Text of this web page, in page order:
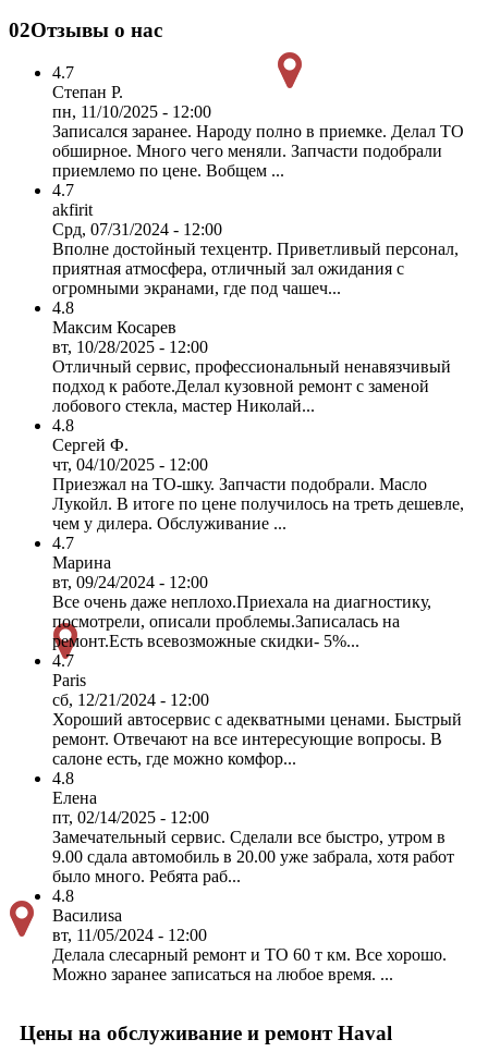
02Отзывы о нас
4.7
Степан Р.
пн, 11/10/2025 - 12:00
Записался заранее. Народу полно в приемке. Делал ТО
обширное. Много чего меняли. Запчасти подобрали
приемлемо по цене. Вобщем ...
4.7
akfirit
Срд, 07/31/2024 - 12:00
Вполне достойный техцентр. Приветливый персонал,
приятная атмосфера, отличный зал ожидания с
огромными экранами, где под чашеч...
4.8
Максим Косарев
вт, 10/28/2025 - 12:00
Отличный сервис, профессиональный ненавязчивый
подход к работе.Делал кузовной ремонт с заменой
лобового стекла, мастер Николай...
4.8
Сергей Ф.
чт, 04/10/2025 - 12:00
Приезжал на ТО-шку. Запчасти подобрали. Масло
Лукойл. В итоге по цене получилось на треть дешевле,
чем у дилера. Обслуживание ...
4.7
Марина
вт, 09/24/2024 - 12:00
Все очень даже неплохо.Приехала на диагностику,
посмотрели, описали проблемы.Записалась на
ремонт.Есть всевозможные скидки- 5%...
4.7
Paris
сб, 12/21/2024 - 12:00
Хороший автосервис с адекватными ценами. Быстрый
ремонт. Отвечают на все интересующие вопросы. В
салоне есть, где можно комфор...
4.8
Елена
пт, 02/14/2025 - 12:00
Замечательный сервис. Сделали все быстро, утром в
9.00 сдала автомобиль в 20.00 уже забрала, хотя работ
было много. Ребята раб...
4.8
Василиsa
вт, 11/05/2024 - 12:00
Делала слесарный ремонт и ТО 60 т км. Все хорошо.
Можно заранее записаться на любое время. ...
Цены на обслуживание и ремонт Haval